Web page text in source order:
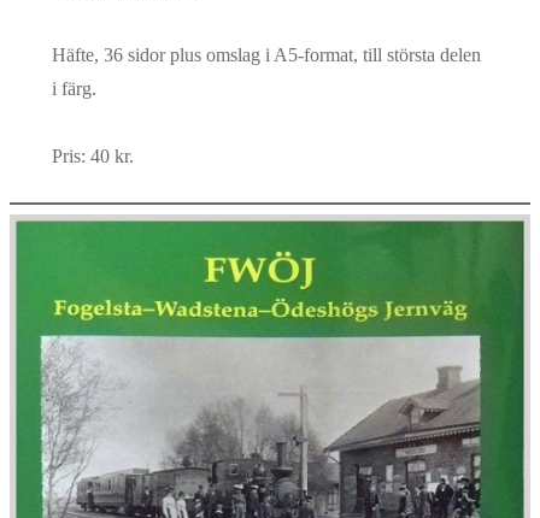
Häfte, 36 sidor plus omslag i A5-format, till största delen
i färg.
Pris: 40 kr.